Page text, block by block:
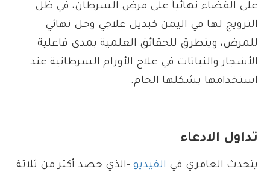
على القضاء نهائياً على مرض السرطان، في ظل
الترويج لها في اليمن كبديل علاجي وحل نهائي
للمرض، ويتطرق للحقائق العلمية بمدى فاعلية
الأشجار والنباتات في علاج الأورام السرطانية عند
استخدامها بشكلها الخام.
تداول الادعاء
يتحدث العامري في الفيديو -الذي حصد أكثر من ثلاثة